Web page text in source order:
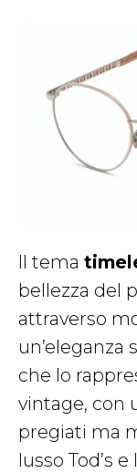
Il tema
bellezza del
attraverso
un’eleganza
che lo
vintage, con
pregiati ma
lusso Tod’s